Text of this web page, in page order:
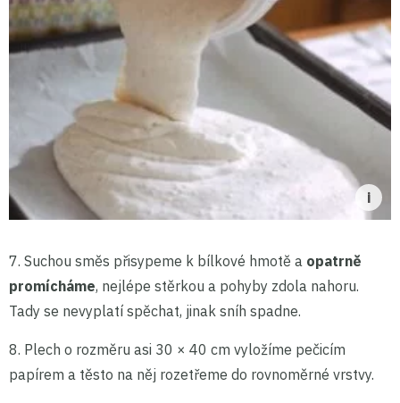
7. Suchou směs přisypeme k bílkové hmotě a opatrně
promícháme, nejlépe stěrkou a pohyby zdola nahoru.
Tady se nevyplatí spěchat, jinak sníh spadne.
8. Plech o rozměru asi 30 × 40 cm vyložíme pečicím
papírem a těsto na něj rozetřeme do rovnoměrné vrstvy.